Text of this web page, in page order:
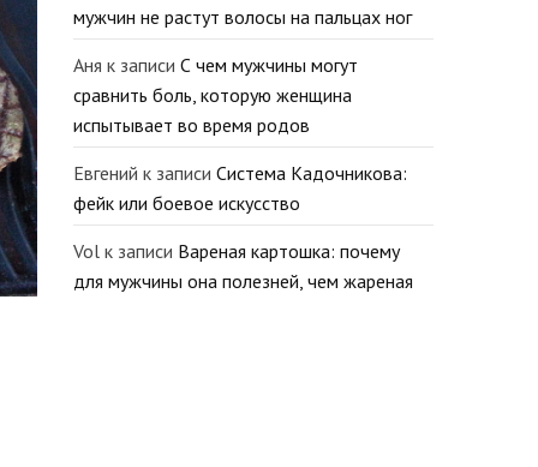
мужчин не растут волосы на пальцах ног
Аня к записи С чем мужчины могут
сравнить боль, которую женщина
испытывает во время родов
Евгений к записи Система Кадочникова:
фейк или боевое искусство
Vol к записи Вареная картошка: почему
для мужчины она полезней, чем жареная